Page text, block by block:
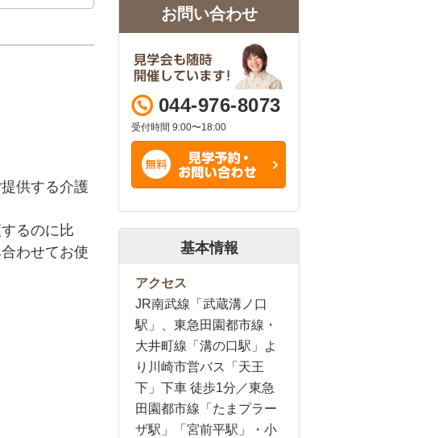
供する介護
るのに比
わせてお使
お問い合わせ
044-976-8073
受付時間 9:00〜18:00
基本情報
アクセス
JR南武線「武蔵溝ノ口
駅」、東急田園都市線・
大井町線「溝の口駅」よ
り川崎市営バス「天王
下」下車 徒歩1分／東急
田園都市線「たまプラー
ザ駅」「宮前平駅」・小